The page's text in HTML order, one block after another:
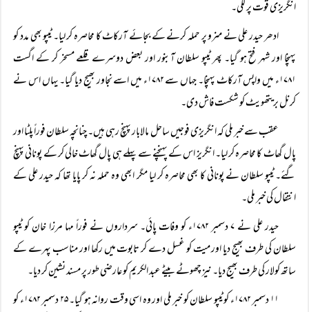
انگریزی قوت پر لگی۔
ادھر حیدر علی نے منرو پر حملہ کرنے کے بجائے آرکاٹ کا محاصرہ کر لیا۔ ٹیپو بھی مدد کو
پہنچا اور شہر فتح ہو گیا۔ پھر ٹیپو سلطان آبنور اور بعض دوسرے قلعے مسخر کر کے اگست
۱۷۸۱ء میں واپس آرکاٹ پہنچا۔ جہاں سے ۱۷۸۲ء میں اسے نجاور بھیج دیا گیا۔ یہاں اس نے
کرنل بریتھویٹ کو شکست فاش دی۔
عقب سے خبر ملی کہ انگریزی فوجیں ساحل مالابار پہنچ رہی ہیں۔ چنانچہ سلطان فوراً‌ پلٹا اور
پال گھاٹ کا محاصرہ کر لیا۔ انگریز اس کے پہنچنے سے پہلے ہی پال گھاٹ خالی کر کے پونانی پہنچ
گئے۔ ٹیپو سلطان نے پونانی کا بھی محاصرہ کر لیا مگر ابھی وہ حملہ نہ کر پایا تھا کہ حیدر علی کے
انتقال کی خبر ملی۔
حیدر علی نے ۷ دسمبر ۱۷۸۲ء کو وفات پائی۔ سرداروں نے فوراً‌ مہا مرزا خان کو ٹیپو
سلطان کی طرف بھیج دیا اور میت کو غسل دے کر تابوت میں رکھا اور مناسب پہرے کے
ساتھ کولار کی طرف بھیج دیا۔ نیز چھوٹے بیٹے عبد الکریم کو عارضی طور پر مسند نشین کر دیا۔
۱۱ دسمبر ۱۷۸۲ء کو ٹیپو سلطان کو خبر ملی اور وہ اسی وقت روانہ ہو گیا۔ ۲۵ دسمبر ۱۷۸۲ء کو